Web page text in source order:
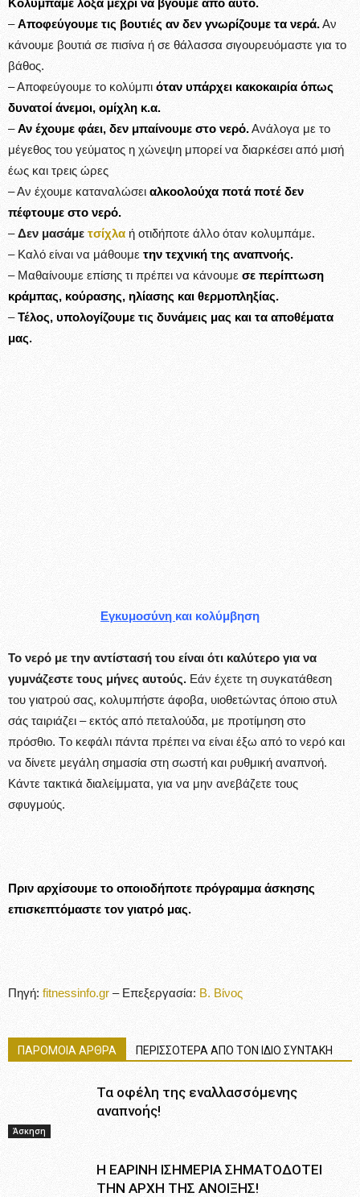
–Αποφεύγουμε τις βουτιές αν δεν γνωρίζουμε τα νερά.Αν
κάνουμε βουτιά σε πισίνα ή σε θάλασσα σιγουρευόμαστε για το
βάθος.
– Αποφεύγουμε το κολύμπι όταν υπάρχει κακοκαιρία όπως
δυνατοί άνεμοι, ομίχλη κ.α.
–Αν έχουμε φάει, δεν μπαίνουμε στο νερό.Ανάλογα με το
μέγεθος του γεύματος η χώνεψη μπορεί να διαρκέσει από μισή
έως και τρεις ώρες
– Αν έχουμε καταναλώσει αλκοολούχα ποτά ποτέ δεν
πέφτουμε στο νερό.
–Δεν μασάμε τσίχλα ή οτιδήποτε άλλο όταν κολυμπάμε.
– Καλό είναι να μάθουμε την τεχνική της αναπνοής.
– Μαθαίνουμε επίσης τι πρέπει να κάνουμε σε περίπτωση
κράμπας, κούρασης, ηλίασης και θερμοπληξίας.
–Τέλος, υπολογίζουμε τις δυνάμεις μας και τα αποθέματα
μας.
Εγκυμοσύνη και κολύμβηση
Το νερό με την αντίστασή του είναι ότι καλύτερο για να
γυμνάζεστε τους μήνες αυτούς. Εάν έχετε τη συγκατάθεση
του γιατρού σας, κολυμπήστε άφοβα, υιοθετώντας όποιο στυλ
σάς ταιριάζει – εκτός από πεταλούδα, με προτίμηση στο
πρόσθιο. Tο κεφάλι πάντα πρέπει να είναι έξω από το νερό και
να δίνετε μεγάλη σημασία στη σωστή και ρυθμική αναπνοή.
Kάντε τακτικά διαλείμματα, για να μην ανεβάζετε τους
σφυγμούς.
Πριν αρχίσουμε το οποιοδήποτε πρόγραμμα άσκησης
επισκεπτόμαστε τον γιατρό μας.
Πηγή: fitnessinfo.gr – Επεξεργασία: Β. Βίνος
ΠΑΡΟΜΟΙΑ ΑΡΘΡΑ ΠΕΡΙΣΣΟΤΕΡΑ ΑΠΟ ΤΟΝ ΙΔΙΟ ΣΥΝΤΑΚΗ
Άσκηση
Τα οφέλη της εναλλασσόμενης
αναπνοής!
Η ΕΑΡΙΝΗ ΙΣΗΜΕΡΙΑ ΣΗΜΑΤΟΔΟΤΕΙ
ΤΗΝ ΑΡΧΗ ΤΗΣ ΑΝΟΙΞΗΣ!